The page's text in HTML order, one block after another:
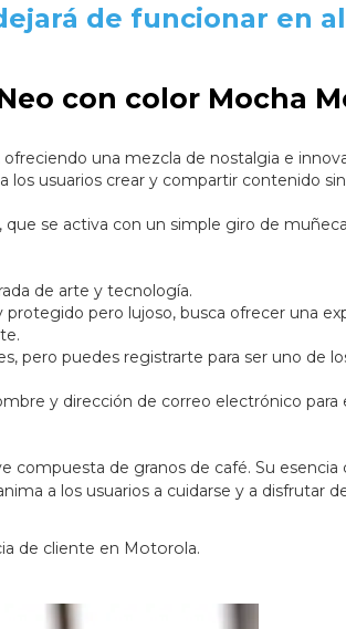
de funcionar en
con color Mocha
una mezcla de nostalgia e
usuarios crear y compartir contenido
se activa con un simple giro de
de arte y tecnología.
pero lujoso, busca ofrecer una
pero puedes registrarte para ser uno de
y dirección de correo electrónico para
compuesta de granos de café. Su esencia
a los usuarios a cuidarse y a disfrutar
de cliente en Motorola.